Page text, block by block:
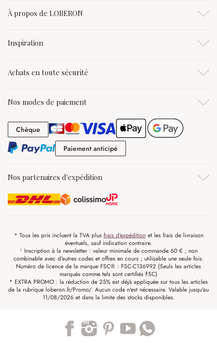
À propos de LOBERON
Inspiration
Achats en toute sécurité
Nos modes de paiement
Chèque Chèque
Paiement anticipé
Nos partenaires d'expédition
* Tous les prix incluent la TVA plus frais d'expéditionet les frais de livraison
éventuels, sauf indication contraire.
¹ Inscription à la newsletter : valeur minimale de commande 60 € ; non
combinable avec d'autres codes et offres en cours ; utilisable une seule fois.
Numéro de licence de la marque FSC® : FSC-C136992 (Seuls les articles
marqués comme tels sont certifiés FSC)
* EXTRA PROMO : la réduction de 25% est déjà appliquée sur tous les articles
de la rubrique loberon.fr/Promo/. Aucun code n'est nécessaire. Valable jusqu'au
11/08/2026 et dans la limite des stocks disponibles.